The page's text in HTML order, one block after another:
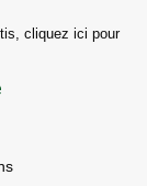
cliquez ici pour